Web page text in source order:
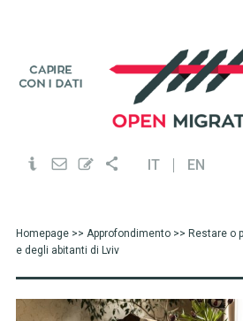
IT EN
Homepage>> Approfondimento>> Restare o
e degli abitanti di Lviv